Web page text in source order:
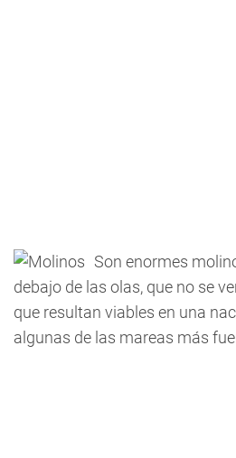
Son enormes
debajo de las olas, que no se
que resultan viables en una
algunas de las mareas más